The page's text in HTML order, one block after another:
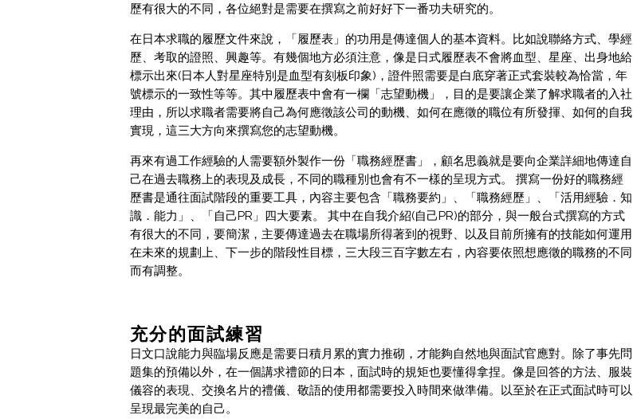
歷有很大的不同，各位絕對是需要在撰寫之前好好下一番功夫研究的。
在日本求職的履歷文件來說，「履歷表」的功用是傳達個人的基本資料。比如說聯絡方式、學經
歷、考取的證照、興趣等。有幾個地方必須注意，像是日式履歷表不會將血型、星座、出身地給
標示出來(日本人對星座特別是血型有刻板印象)，證件照需要是白底穿著正式套裝較為恰當，年
號標示的一致性等等。其中履歷表中會有一欄「志望動機」，目的是要讓企業了解求職者的入社
理由，所以求職者需要將自己為何應徵該公司的動機、如何在應徵的職位有所發揮、如何的自我
實現，這三大方向來撰寫您的志望動機。
再來有過工作經驗的人需要額外製作一份「職務經歷書」，顧名思義就是要向企業詳細地傳達自
己在過去職務上的表現及成長，不同的職種別也會有不一樣的呈現方式。 撰寫一份好的職務經
歷書是通往面試階段的重要工具，內容主要包含「職務要約」、「職務經歷」、「活用經驗．知
識．能力」、「自己PR」四大要素。 其中在自我介紹(自己PR)的部分，與一般台式撰寫的方式
有很大的不同，要簡潔，主要傳達過去在職場所得著到的視野、以及目前所擁有的技能如何運用
在未來的規劃上、下一步的階段性目標，三大段三百字數左右，內容要依照想應徵的職務的不同
而有調整。
充分的面試練習
日文口說能力與臨場反應是需要日積月累的實力推砌，才能夠自然地與面試官應對。除了事先問
題集的預備以外，在一個講求禮節的日本，面試時的規矩也要懂得拿捏。像是回答的方法、服裝
儀容的表現、交換名片的禮儀、敬語的使用都需要投入時間來做準備。以至於在正式面試時可以
呈現最完美的自己。